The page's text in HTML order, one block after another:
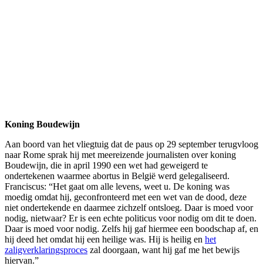
Koning Boudewijn
Aan boord van het vliegtuig dat de paus op 29 september terugvloog
naar Rome sprak hij met meereizende journalisten over koning
Boudewijn, die in april 1990 een wet had geweigerd te
ondertekenen waarmee abortus in België werd gelegaliseerd.
Franciscus: “Het gaat om alle levens, weet u. De koning was
moedig omdat hij, geconfronteerd met een wet van de dood, deze
niet ondertekende en daarmee zichzelf ontsloeg. Daar is moed voor
nodig, nietwaar? Er is een echte politicus voor nodig om dit te doen.
Daar is moed voor nodig. Zelfs hij gaf hiermee een boodschap af, en
hij deed het omdat hij een heilige was. Hij is heilig en het
zaligverklaringsproces zal doorgaan, want hij gaf me het bewijs
hiervan.”